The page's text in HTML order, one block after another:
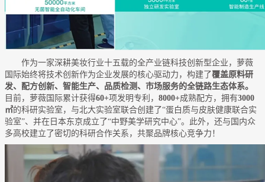
作为一家深耕美妆行业十五载的全产业链科技创新型企业，萝薇
国际始终将技术创新作为企业发展的核心驱动力，构建了覆盖原料研
发、配方创新、智能生产、品质检测、市场服务的全链路生态体系。
目前，萝薇国际累计获得60+项发明专利， 8000+成熟配方，拥有3000
㎡的科研实验室，与北大实验室联合创建了“蛋白质与皮肤健康联合实
验室”、并在日本东京成立了“中野美学研究中心”。此外，还与国内众
多高校建立了密切的科研合作关系，共聚品牌核心竞争力！